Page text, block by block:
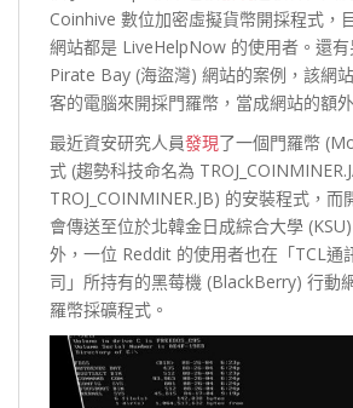
Coinhive 數位加密虛擬貨幣開採程式，
網站都是 LiveHelpNow 的使用者。還
Pirate Bay (海盜灣) 網站的案例，該網
客的電腦來開採門羅幣，當成網站的額
最近資安研究人員發現了一個門羅幣
式 (趨勢科技命名為
TROJ_COINMINER.JB) 的安裝程式，
會傳送至位於北韓金日成綜合大學
外，一位 Reddit 的使用者也在「TCL通
司」所持有的黑莓機 (BlackBerry) 行動
羅幣採礦程式。